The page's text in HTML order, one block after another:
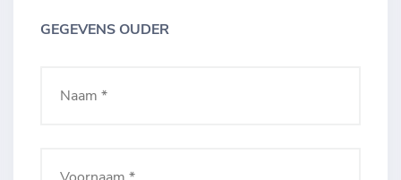
GEGEVENS OUDER